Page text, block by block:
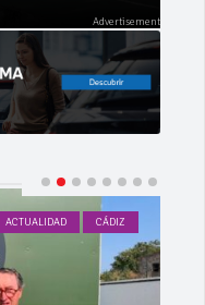
ACTUALIDAD CÁDIZ